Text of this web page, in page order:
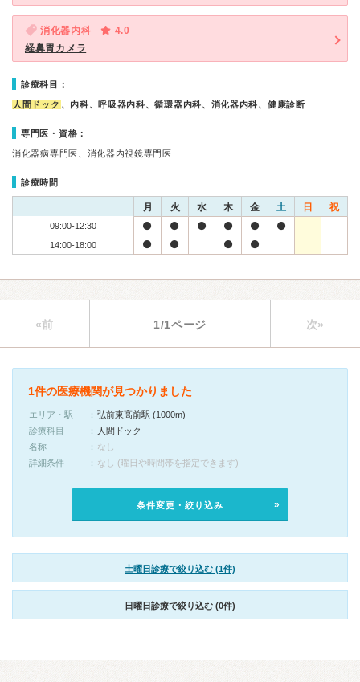
消化器内科
4.0
経鼻胃カメラ
診療科目：
人間ドック 、内科、呼吸器内科、循環器内科、消化器内科、健康診断
専門医・資格：
消化器病専門医、消化器内視鏡専門医
診療時間
月 火 水 木 金 土 日 祝
09:00-12:30
14:00-18:00
«前 1/1ページ 次»
1件の医療機関が見つかりました
エリア・駅
弘前東高前駅 (1000m)
診療科目
人間ドック
名称
なし
詳細条件
なし (曜日や時間帯を指定できます)
条件変更・絞り込み
土曜日診療で絞り込む (1件)
日曜日診療で絞り込む (0件)